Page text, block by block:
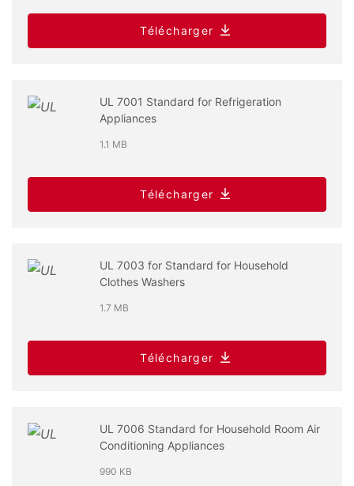
Télécharger
UL 7001 Standard for Refrigeration
Appliances
1.1 MB
Télécharger
UL 7003 for Standard for Household
Clothes Washers
1.7 MB
Télécharger
UL 7006 Standard for Household Room Air
Conditioning Appliances
990 KB